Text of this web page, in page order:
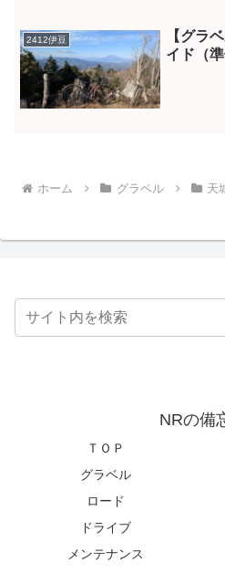
2412伊豆
【グラ
イド（準
ホーム グラベル 天
NRの備
ＴＯＰ
グラベル
ロード
ドライブ
メンテナンス